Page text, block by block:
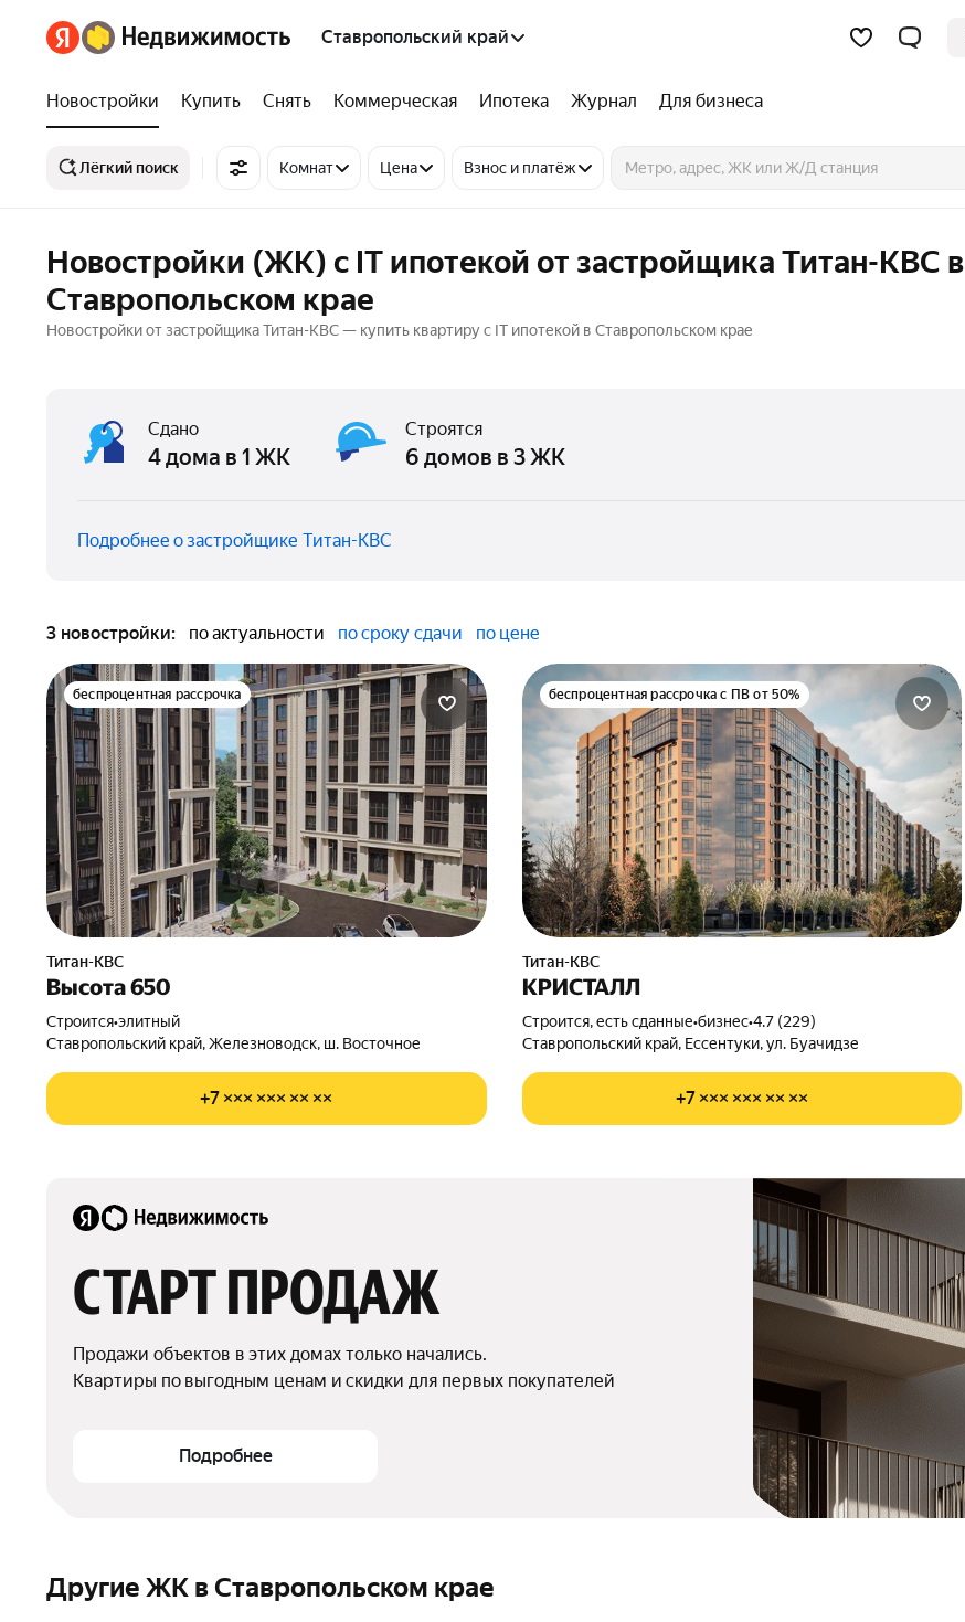
Ставропольский край
Новостройки Купить Снять Коммерческая Ипотека Журнал Для бизнеса
Лёгкий поиск Комнат Цена Взнос и платёж
Новостройки (ЖК) с IT ипотекой от застройщика Титан-КВС в
Ставропольском крае
Новостройки от застройщика Титан-КВС — купить квартиру с IT ипотекой в Ставропольском крае
Сдано
4 дома в 1 ЖК
Строятся
6 домов в 3 ЖК
Подробнее о застройщике Титан-КВС
3 новостройки: по актуальности по сроку сдачи по цене
беспроцентная рассрочка
Титан-КВС
Высота 650
Строится•элитный
Ставропольский край, Железноводск, ш. Восточное
+7 ××× ××× ×× ××
беспроцентная рассрочка с ПВ от 50%
Титан-КВС
КРИСТАЛЛ
Строится, есть сданные•бизнес•4.7 (229)
Ставропольский край, Ессентуки, ул. Буачидзе
+7 ××× ××× ×× ××
СТАРТ ПРОДАЖ
Продажи объектов в этих домах только начались.
Квартиры по выгодным ценам и скидки для первых покупателей
Подробнее
Другие ЖК в Ставропольском крае